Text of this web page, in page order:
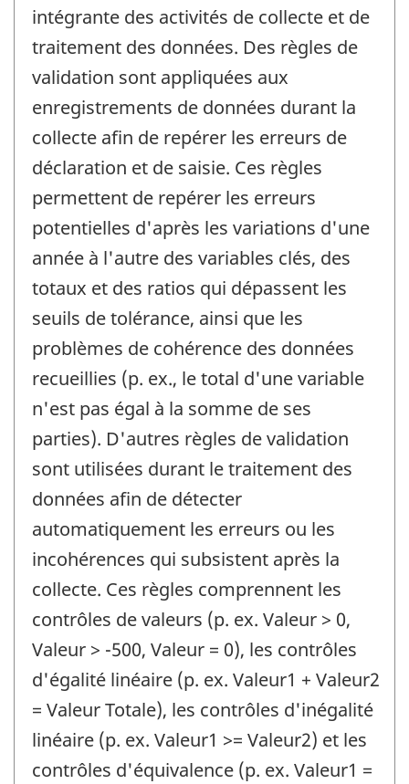
intégrante des activités de collecte et de
traitement des données. Des règles de
validation sont appliquées aux
enregistrements de données durant la
collecte afin de repérer les erreurs de
déclaration et de saisie. Ces règles
permettent de repérer les erreurs
potentielles d'après les variations d'une
année à l'autre des variables clés, des
totaux et des ratios qui dépassent les
seuils de tolérance, ainsi que les
problèmes de cohérence des données
recueillies (p. ex., le total d'une variable
n'est pas égal à la somme de ses
parties). D'autres règles de validation
sont utilisées durant le traitement des
données afin de détecter
automatiquement les erreurs ou les
incohérences qui subsistent après la
collecte. Ces règles comprennent les
contrôles de valeurs (p. ex. Valeur > 0,
Valeur > -500, Valeur = 0), les contrôles
d'égalité linéaire (p. ex. Valeur1 + Valeur2
= Valeur Totale), les contrôles d'inégalité
linéaire (p. ex. Valeur1 >= Valeur2) et les
contrôles d'équivalence (p. ex. Valeur1 =